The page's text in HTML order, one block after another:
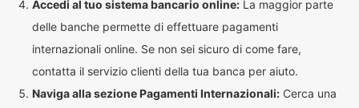
Accedi al tuo sistema bancario online: La maggior parte
delle banche permette di effettuare pagamenti
internazionali online. Se non sei sicuro di come fare,
contatta il servizio clienti della tua banca per aiuto.
Naviga alla sezione Pagamenti Internazionali: Cerca una